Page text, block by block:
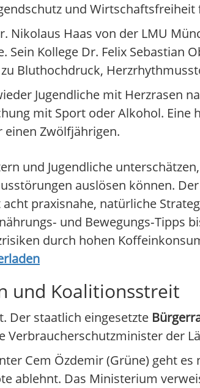
und Wirtschaftsfreiheit
Nikolaus Haas von der LMU
Sein Kollege Dr. Felix Sebastian
Bluthochdruck,
Jugendliche mit Herzrasen
mit Sport oder Alkohol.
einen Zwölfjährigen.
und Jugendliche
auslösen können.
praxisnahe, natürliche
und Bewegungs‑Tipps
durch hohen
und Koalitionsstreit
Der staatlich eingesetzte
Verbraucherschutzminister der
Cem Özdemir (Grüne) geht
ablehnt. Das Ministerium